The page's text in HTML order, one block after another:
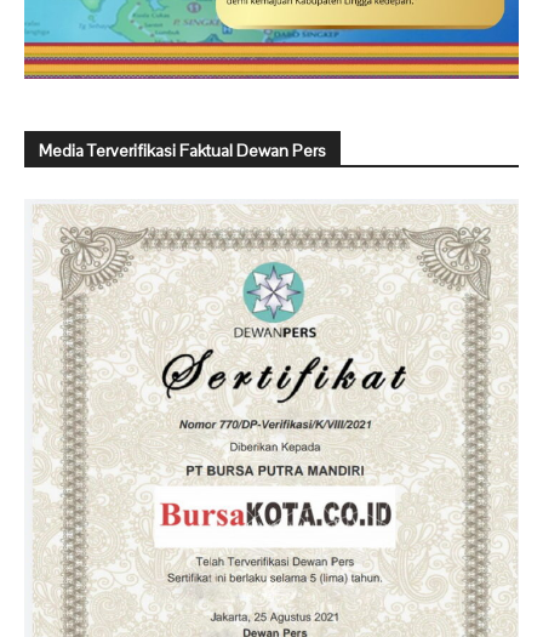
Media Terverifikasi Faktual Dewan Pers